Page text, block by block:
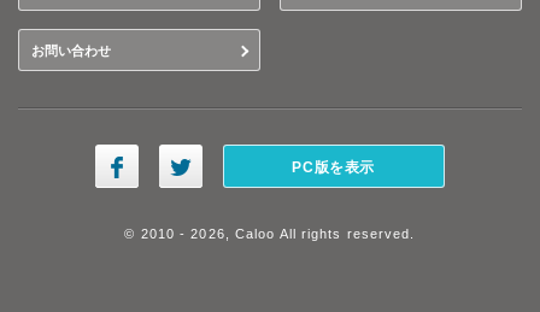
お問い合わせ
PC版を表示
© 2010 - 2026, Caloo All rights reserved.